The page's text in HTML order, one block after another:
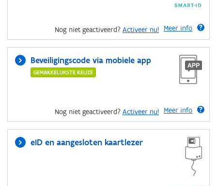
Meer info
Nog niet geactiveerd? Activeer nu!
Beveiligingscode via mobiele app
GEMAKKELIJKSTE KEUZE
Meer info
Nog niet geactiveerd? Activeer nu!
eID en aangesloten kaartlezer